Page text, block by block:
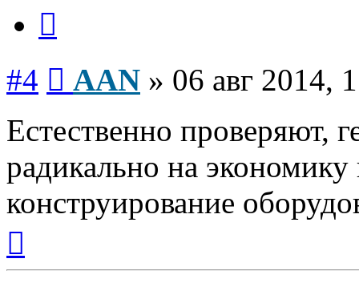
#4 AAN » 06 авг 2014,
Естественно проверяют,
радикально на экономику
конструирование
началу